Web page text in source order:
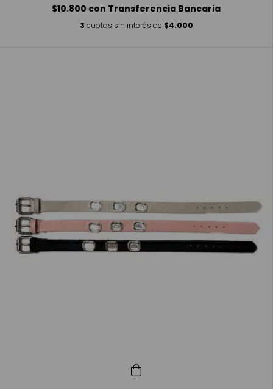
$10.800 con Transferencia Bancaria
3 cuotas sin interés de $4.000